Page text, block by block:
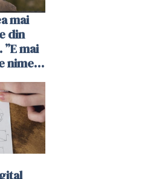
mai
din
mai
nimeni